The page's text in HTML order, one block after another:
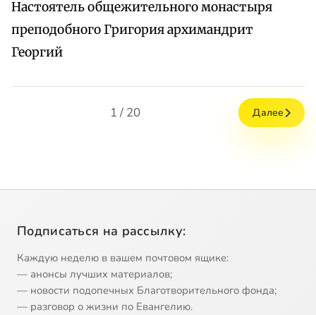
Настоятель общежительного монастыря
преподобного Григория архимандрит
Георгий
1 / 20 Далее
Подписаться на рассылку:
Каждую неделю в вашем почтовом ящике:
— анонсы лучших материалов;
— новости подопечных Благотворительного фонда;
— разговор о жизни по Евангелию.